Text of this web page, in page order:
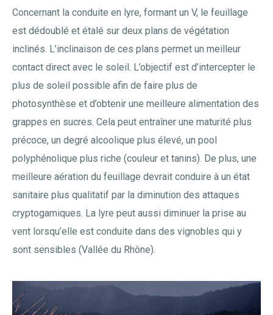
Concernant la conduite en lyre, formant un V, le feuillage
est dédoublé et étalé sur deux plans de végétation
inclinés. L’inclinaison de ces plans permet un meilleur
contact direct avec le soleil. L’objectif est d’intercepter le
plus de soleil possible afin de faire plus de
photosynthèse et d’obtenir une meilleure alimentation des
grappes en sucres. Cela peut entraîner une maturité plus
précoce, un degré alcoolique plus élevé, un pool
polyphénolique plus riche (couleur et tanins). De plus, une
meilleure aération du feuillage devrait conduire à un état
sanitaire plus qualitatif par la diminution des attaques
cryptogamiques. La lyre peut aussi diminuer la prise au
vent lorsqu’elle est conduite dans des vignobles qui y
sont sensibles (Vallée du Rhône).